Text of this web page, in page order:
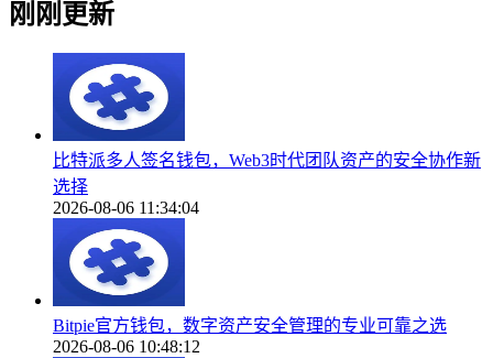
刚刚更新
比特派多人签名钱包，Web3时代团队资产的安全协作新
选择
2026-08-06 11:34:04
Bitpie官方钱包，数字资产安全管理的专业可靠之选
2026-08-06 10:48:12